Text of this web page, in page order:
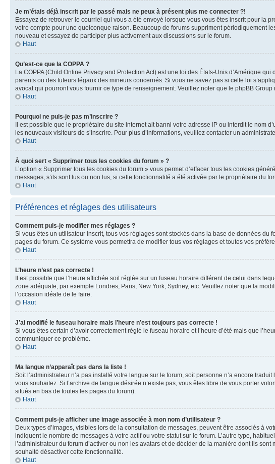
Je m’étais déjà inscrit par le passé mais ne peux à présent plus me connecter ?!
Essayez de retrouver le courriel qui vous a été envoyé lorsque vous vous êtes inscrit pour la
votre compte pour une quelconque raison. Beaucoup de forums suppriment périodiquement
nouveau et essayez de participer plus activement aux discussions sur le forum.
Haut
Qu’est-ce que la COPPA ?
La COPPA (Child Online Privacy and Protection Act) est une loi des États-Unis d’Amérique
parents ou des tuteurs légaux des mineurs concernés. Si vous ne savez pas si cette loi
avocat qui pourront vous fournir ce type de renseignement. Veuillez noter que le phpBB
Haut
Pourquoi ne puis-je pas m’inscrire ?
Il est possible que le propriétaire du site internet ait banni votre adresse IP ou interdit le nom
les nouveaux visiteurs de s’inscrire. Pour plus d’informations, veuillez contacter un
Haut
À quoi sert « Supprimer tous les cookies du forum » ?
L’option « Supprimer tous les cookies du forum » vous permet d’effacer tous les cookies
messages, s’ils sont lus ou non lus, si cette fonctionnalité a été activée par le propriétaire du
Haut
Préférences et réglages des utilisateurs
Comment puis-je modifier mes réglages ?
Si vous êtes un utilisateur inscrit, tous vos réglages sont stockés dans la base de données
pages du forum. Ce système vous permettra de modifier tous vos réglages et toutes vos
Haut
L’heure n’est pas correcte !
Il est possible que l’heure affichée soit réglée sur un fuseau horaire différent de celui dans
zone adéquate, par exemple Londres, Paris, New York, Sydney, etc. Veuillez noter que la
l’occasion idéale de le faire.
Haut
J’ai modifié le fuseau horaire mais l’heure n’est toujours pas correcte !
Si vous êtes certain d’avoir correctement réglé le fuseau horaire et l’heure d’été mais que
communiquer ce problème.
Haut
Ma langue n’apparaît pas dans la liste !
Soit l’administrateur n’a pas installé votre langue sur le forum, soit personne n’a encore
vous souhaitez. Si l’archive de langue désirée n’existe pas, vous êtes libre de vous porter
situés en bas de toutes les pages du forum).
Haut
Comment puis-je afficher une image associée à mon nom d’utilisateur ?
Deux types d’images, visibles lors de la consultation de messages, peuvent être associés à
indiquent le nombre de messages à votre actif ou votre statut sur le forum. L’autre type,
l’administrateur du forum d’activer ou non les avatars et de décider de la manière dont ils
souhaité désactiver cette fonctionnalité.
Haut